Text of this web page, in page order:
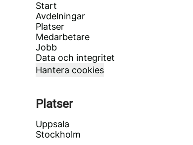
Start
Avdelningar
Platser
Medarbetare
Jobb
Data och integritet
Hantera cookies
Platser
Uppsala
Stockholm